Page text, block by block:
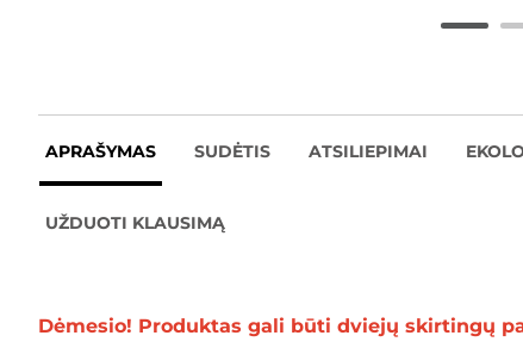
APRAŠYMAS SUDĖTIS ATSILIEPIMAI
UŽDUOTI KLAUSIMĄ
Dėmesio! Produktas gali būti dviejų skirtingų